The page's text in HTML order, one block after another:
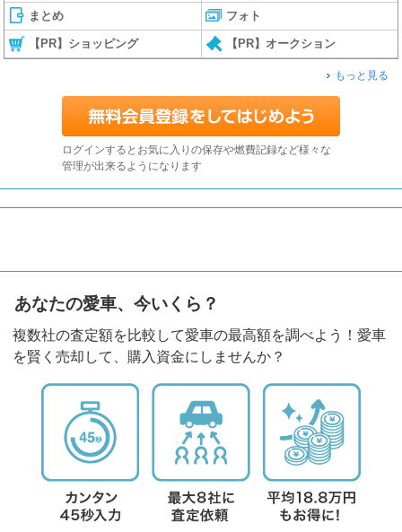
まとめ フォト
【PR】ショッピング 【PR】オークション
もっと見る
ログインするとお気に入りの保存や燃費記録など様々な
管理が出来るようになります
あなたの愛車、今いくら？
複数社の査定額を比較して愛車の最高額を調べよう！愛車
を賢く売却して、購入資金にしませんか？